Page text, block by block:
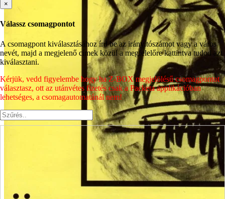
×
Válassz csomagpontot
A csomagpont kiválasztásához írd be az irányítószámot vagy a város
nevét, majd a megjelenő címek közül a megfelelőre kattintva tudod azt
kiválasztani.
Kérjük, vedd figyelembe hogy ha Z-BOX megjelölésű csomagpontot
választasz, ott az utánvétes fizetés csak a Packeta applikációban
lehetséges, a csomagautomatánál nem!